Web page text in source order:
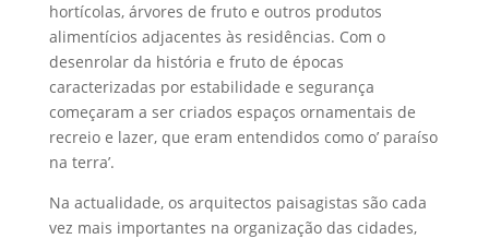
hortícolas, árvores de fruto e outros produtos
alimentícios adjacentes às residências. Com o
desenrolar da história e fruto de épocas
caracterizadas por estabilidade e segurança
começaram a ser criados espaços ornamentais de
recreio e lazer, que eram entendidos como o’ paraíso
na terra’.
Na actualidade, os arquitectos paisagistas são cada
vez mais importantes na organização das cidades,